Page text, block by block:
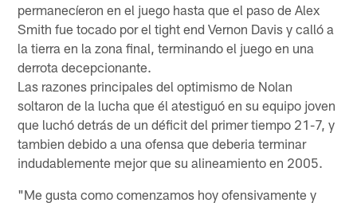
permanecíeron en el juego hasta que el paso de Alex
Smith fue tocado por el tight end Vernon Davis y calló a
la tierra en la zona final, terminando el juego en una
derrota decepcionante.
Las razones principales del optimismo de Nolan
soltaron de la lucha que él atestiguó en su equipo joven
que luchó detrás de un déficit del primer tiempo 21-7, y
tambien debido a una ofensa que deberia terminar
indudablemente mejor que su alineamiento en 2005.
"Me gusta como comenzamos hoy ofensivamente y